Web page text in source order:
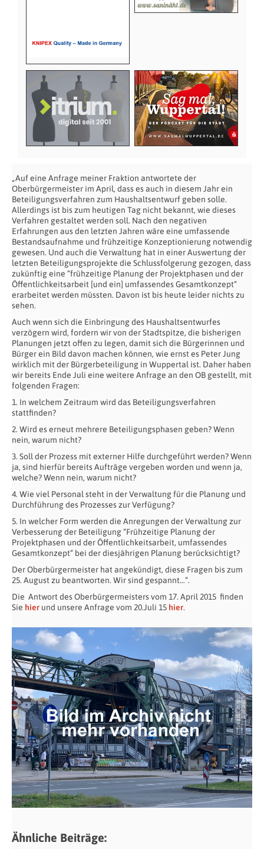
„Auf eine Anfrage meiner Fraktion antwortete der
Oberbürgermeister im April, dass es auch in diesem Jahr ein
Beteiligungsverfahren zum Haushaltsentwurf geben solle.
Allerdings ist bis zum heutigen Tag nicht bekannt, wie dieses
Verfahren gestaltet werden soll. Nach den negativen
Erfahrungen aus den letzten Jahren wäre eine umfassende
Bestandsaufnahme und frühzeitige Konzeptionierung notwendig
gewesen. Und auch die Verwaltung hat in einer Auswertung der
letzten Beteiligungsprojekte die Schlussfolgerung gezogen, dass
zukünftig eine “frühzeitige Planung der Projektphasen und der
Öffentlichkeitsarbeit [und ein] umfassendes Gesamtkonzept“
erarbeitet werden müssten. Davon ist bis heute leider nichts zu
sehen.
Auch wenn sich die Einbringung des Haushaltsentwurfes
verzögern wird, fordern wir von der Stadtspitze, die bisherigen
Planungen jetzt offen zu legen, damit sich die Bürgerinnen und
Bürger ein Bild davon machen können, wie ernst es Peter Jung
wirklich mit der Bürgerbeteiligung in Wuppertal ist. Daher haben
wir bereits Ende Juli eine weitere Anfrage an den OB gestellt, mit
folgenden Fragen:
1. In welchem Zeitraum wird das Beteiligungsverfahren
stattfinden?
2. Wird es erneut mehrere Beteiligungsphasen geben? Wenn
nein, warum nicht?
3. Soll der Prozess mit externer Hilfe durchgeführt werden? Wenn
ja, sind hierfür bereits Aufträge vergeben worden und wenn ja,
welche? Wenn nein, warum nicht?
4. Wie viel Personal steht in der Verwaltung für die Planung und
Durchführung des Prozesses zur Verfügung?
5. In welcher Form werden die Anregungen der Verwaltung zur
Verbesserung der Beteiligung “Frühzeitige Planung der
Projektphasen und der Öffentlichkeitsarbeit, umfassendes
Gesamtkonzept“ bei der diesjährigen Planung berücksichtigt?
Der Oberbürgermeister hat angekündigt, diese Fragen bis zum
25. August zu beantworten. Wir sind gespannt…“.
Die Antwort des Oberbürgermeisters vom 17. April 2015 finden
Sie hier und unsere Anfrage vom 20.Juli 15 hier.
Ähnliche Beiträge: